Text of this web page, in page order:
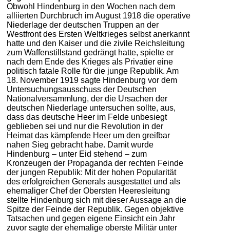
Obwohl Hindenburg in den Wochen nach dem
alliierten Durchbruch im August 1918 die operative
Niederlage der deutschen Truppen an der
Westfront des Ersten Weltkrieges selbst anerkannt
hatte und den Kaiser und die zivile Reichsleitung
zum Waffenstillstand gedrängt hatte, spielte er
nach dem Ende des Krieges als Privatier eine
politisch fatale Rolle für die junge Republik. Am
18. November 1919 sagte Hindenburg vor dem
Untersuchungsausschuss der Deutschen
Nationalversammlung, der die Ursachen der
deutschen Niederlage untersuchen sollte, aus,
dass das deutsche Heer im Felde unbesiegt
geblieben sei und nur die Revolution in der
Heimat das kämpfende Heer um den greifbar
nahen Sieg gebracht habe. Damit wurde
Hindenburg – unter Eid stehend – zum
Kronzeugen der Propaganda der rechten Feinde
der jungen Republik: Mit der hohen Popularität
des erfolgreichen Generals ausgestattet und als
ehemaliger Chef der Obersten Heeresleitung
stellte Hindenburg sich mit dieser Aussage an die
Spitze der Feinde der Republik. Gegen objektive
Tatsachen und gegen eigene Einsicht ein Jahr
zuvor sagte der ehemalige oberste Militär unter